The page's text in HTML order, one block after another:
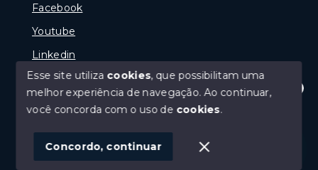
Olá! Estamos disponíveis para te ajudar.
Facebook
Youtube
Linkedin
© Copyright 2026 - Reginaldo Polenta - CRECI 31.630
SITE PARA IMOBILIARIA
Esse site utiliza cookies, que possibilitam uma
melhor experiência de navegação.Ao continuar,
você concorda com o uso de cookies.
Concordo, continuar